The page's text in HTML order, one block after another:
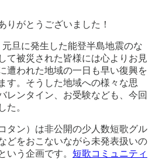
りがとうございました！
元旦に発生した能登半島地震のな
て被災された皆様には心よりお見
遭われた地域の一日も早い復興を
す。そうした地域への様々な思
レンタイン、お受験なども、今回
た。
タン）は非公開の少人数短歌グル
どをおこないながら未発表扱いの
いう企画です。 短歌コミュニティ